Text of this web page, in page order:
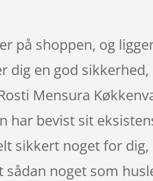
på shoppen, og
en god
Mensura
har bevist sit
sikkert noget for
noget som